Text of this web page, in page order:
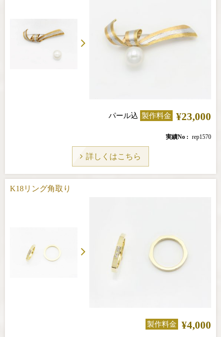
パール込 製作料金 ¥23,000
実績No rep1570
詳しくはこちら
K18リング角取り
製作料金 ¥4,000